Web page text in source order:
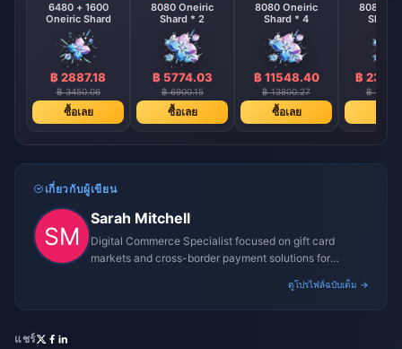
6480 + 1600
Oneiric Shard
฿ 2887.18
฿ 3450.06
ซื้อเลย
8080 Oneiric
Shard * 2
฿ 5774.03
฿ 6900.15
ซื้อเลย
8080 Oneiric
Shard * 4
฿ 11548.40
฿ 13800.27
ซื้อเลย
8080
Shard
฿
฿
เกี่ยวกับผู้เขียน
Sarah Mitchell
Digital Commerce Specialist focused on gift card
markets and cross-border payment solutions for
ดูโปรไฟล์ฉบับเต็ม →
แชร์